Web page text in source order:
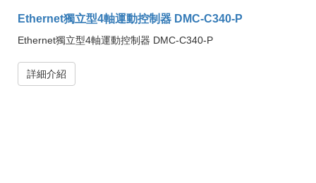
Ethernet獨立型4軸運動控制器 DMC-C340-P
Ethernet獨立型4軸運動控制器 DMC-C340-P
詳細介紹